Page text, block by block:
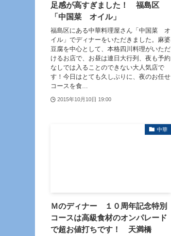
足感が高すぎました！ 福島区
「中国菜 オイル」
福島区にある中華料理屋さん「中国菜 オ
イル」でディナーをいただきました。麻婆
豆腐を中心として、本格四川料理がいただ
けるお店で、お昼は連日大行列、夜も予約
なしでは入ることのできない大人気店で
す！今日はとても久しぶりに、夜のお任せ
コースを食...
2015年10月10日 19:00
中華
Ｍのディナー １０周年記念特別
コースは高級食材のオンパレード
で超お値打ちです！ 天満橋